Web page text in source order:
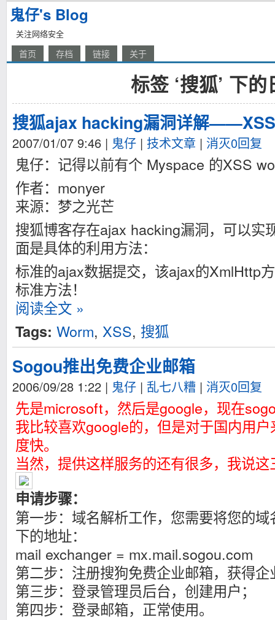
鬼仔's Blog
关注网络安全
首页 存档 链接 关于
标签 ‘搜狐’ 下的
搜狐ajax hacking漏洞详解
2007/01/07 9:46 | 鬼仔 | 技术文章 | 消灭0回复
鬼仔：记得以前有个 Myspace 的XSS
作者：monyer
来源：梦之光芒
搜狐博客存在ajax hacking漏洞，可以实
面是具体的利用方法：
标准的ajax数据提交，该ajax的XmlHttp
标准方法！
阅读全文 »
Tags: Worm, XSS, 搜狐
Sogou推出免费企业邮箱
2006/09/28 1:22 | 鬼仔 | 乱七八糟 | 消灭0回复
先是microsoft，然后是google，现在
我比较喜欢google的，但是对于国内用
度快。
当然，提供这样服务的还有很多，我说
申请步骤：
第一步：域名解析工作，您需要将您的
下的地址：
mail exchanger = mx.mail.sogou.com
第二步：注册搜狗免费企业邮箱，获得
第三步：登录管理员后台，创建用户；
第四步：登录邮箱，正常使用。